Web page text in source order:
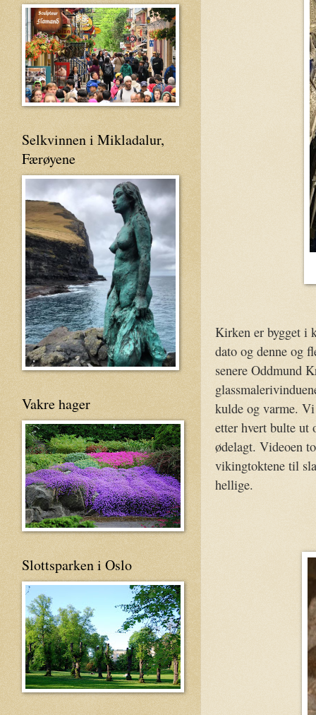
Kirken er bygget i
dato og denne og
senere Oddmund
kulde og varme.
etter hvert bulte ut
ødelagt. Videoen
vikingtoktene til
hellige.
Selkvinnen i Mikladalur,
Færøyene
Vakre hager
Slottsparken i Oslo